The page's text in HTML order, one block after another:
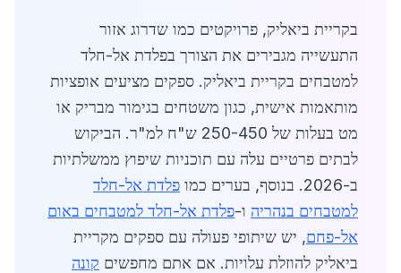
בקריית ביאליק, פרויקטים כמו שדרוג אזור
התעשייה מגבירים את הצורך בפלדת אל-חלד
למטבחים בקריית ביאליק. ספקים מציעים אופציות
מותאמות אישית, כגון משטחים בגימור מבריק או
מט בעלות של 250-450 ש"ח למ"ר. הביקוש
לבתים פרטיים עלה עם תוכניות שיפוץ ממשלתיות
ב-2026. בנוסף, בערים כמו
פלדת אל-חלד
למטבחים בנהריה ו-פלדת אל-חלד למטבחים באום
אל-פחם, יש שיתופי פעולה עם ספקים מקריית
ביאליק להוזלת עלויות. אם אתם מחפשים קונה